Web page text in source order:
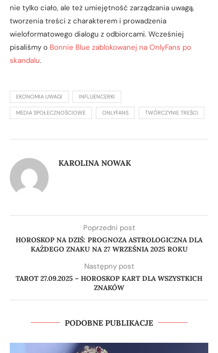
nie tylko ciało, ale też umiejętność zarządzania uwagą,
tworzenia treści z charakterem i prowadzenia
wieloformatowego dialogu z odbiorcami. Wcześniej
pisaliśmy o Bonnie Blue zablokowanej na OnlyFans po
skandalu.
EKONOMIA UWAGI INFLUENCERKI
MEDIA SPOŁECZNOŚCIOWE ONLYFANS TWÓRCZYNIE TREŚCI
KAROLINA NOWAK
Poprzedni post
HOROSKOP NA DZIŚ: PROGNOZA ASTROLOGICZNA DLA
KAŻDEGO ZNAKU NA 27 WRZEŚNIA 2025 ROKU
Następny post
TAROT 27.09.2025 – HOROSKOP KART DLA WSZYSTKICH
ZNAKÓW
PODOBNE PUBLIKACJE